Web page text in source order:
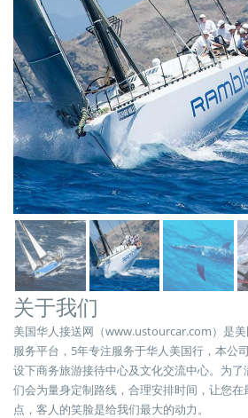
关于我们
美国华人接送网（www.ustourcar.com）是
服务平台，5年专注服务于华人美国行，本公
设下商务旅游接待中心及文化交流中心。为
们会为量身定制路线，合理安排时间，让您
点，客人的笑脸是给我们最大的动力。